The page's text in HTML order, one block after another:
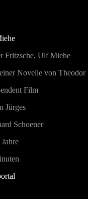
Fritzsche, Ulf Miehe
Novelle von Theodor
Film
Jürges
Schoener